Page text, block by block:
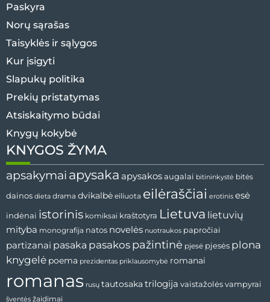
Paskyra
Norų sąrašas
Taisyklės ir sąlygos
Kur įsigyti
Slapukų politika
Prekių pristatymas
Atsiskaitymo būdai
Knygų kokybė
KNYGOS ŽYMA
apsakymai apysaka apysakos augalai bitininkystė bitės
dainos dieta drama dvikalbė eiliuota eilėraščiai erotinis esė
indėnai istorinis komiksai kraštotyra Lietuva lietuvių
mityba monografija natos novelės nuotraukos papročiai
partizanai pasaka pasakos pažintinė pjesė pjesės plona
knygelė poema prezidentas priklausomybė romanai
romanas rusų tautosaka trilogija vaistažolėsvampyrai
šventės žaidimai